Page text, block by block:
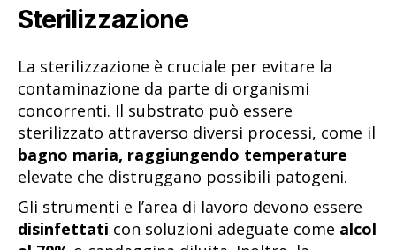
Sterilizzazione
La sterilizzazione è cruciale per evitare la
contaminazione da parte di organismi
concorrenti. Il substrato può essere
sterilizzato attraverso diversi processi, come il
bagno maria, raggiungendo temperature
elevate che distruggano possibili patogeni.
Gli strumenti e l’area di lavoro devono essere
disinfettati con soluzioni adeguate come alcol